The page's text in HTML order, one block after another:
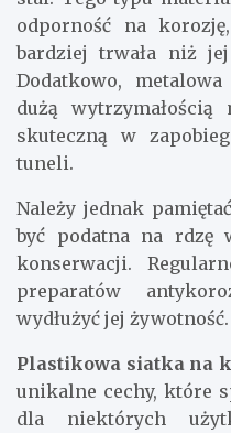
odporność na
bardziej trwała niż
Dodatkowo,
dużą
skuteczną w
tuneli.
Należy jednak
być podatna na rdzę
konserwacji.
preparatów
wydłużyć jej żywotność.
Plastikowa siatka na
unikalne cechy, które
dla niektórych